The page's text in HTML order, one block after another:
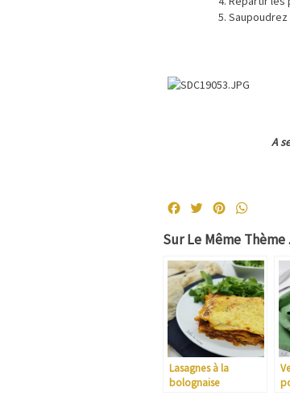
A
FacebookTwitterPinterest
Sur Le Même Thème
Lasagnes à la
bolognaise